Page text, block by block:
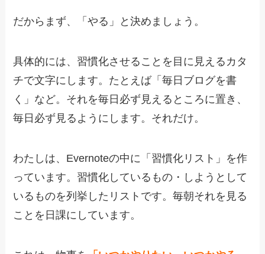
だからまず、「やる」と決めましょう。
具体的には、習慣化させることを目に見えるカタ
チで文字にします。たとえば「毎日ブログを書
く」など。それを毎日必ず見えるところに置き、
毎日必ず見るようにします。それだけ。
わたしは、Evernoteの中に「習慣化リスト」を作
っています。習慣化しているもの・しようとして
いるものを列挙したリストです。毎朝それを見る
ことを日課にしています。